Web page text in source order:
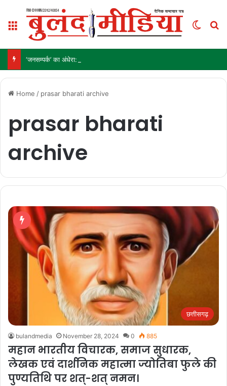
Menu
‘जनसम्पर्क’ का अंधेरा: विज्ञापन अब ‘इनाम’ नहीं, ‘हथियार’ है!
Home / prasar bharati archive
prasar bharati
archive
छत्तीसगढ़
bulandmedia November 28, 2024 0 885
महान भारतीय विचारक, समाज सुधारक,
लेखक एवं दार्शनिक महात्मा ज्योतिबा फुले की
पुण्यतिथि पर शत्-शत् नमन।